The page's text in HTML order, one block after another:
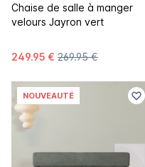
Chaise de salle à manger
velours Jayron vert
249.95 € 269.95 €
NOUVEAUTÉ